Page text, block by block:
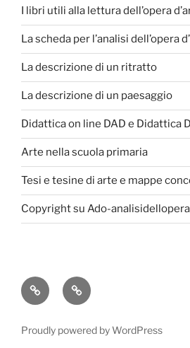
I libri utili alla lettura dell’opera
La scheda per l’analisi dell’opera
La descrizione di un ritratto
La descrizione di un paesaggio
Didattica on line DAD e Didattica
Arte nella scuola primaria
Tesi e tesine di arte e mappe
Copyright su Ado-
Privacy
Policy
Cookie
Poicy
Proudly powered by WordPress